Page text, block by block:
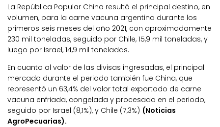
La República Popular China resultó el principal destino, en
volumen, para la carne vacuna argentina durante los
primeros seis meses del año 2021, con aproximadamente
230 mil toneladas, seguido por Chile, 15,9 mil toneladas, y
luego por Israel, 14,9 mil toneladas.
En cuanto al valor de las divisas ingresadas, el principal
mercado durante el periodo también fue China, que
representó un 63,4% del valor total exportado de carne
vacuna enfriada, congelada y procesada en el periodo,
seguido por Israel (8,1%), y Chile (7,3%) (Noticias
AgroPecuarias).